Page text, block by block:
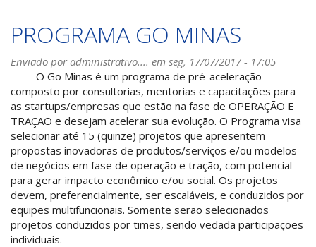
CIAEM:
Programa
de
Prospecção
de
Novos
Negócios
CIAEM
PROGRAMA GO MINAS
Enviado poradministrativo.... em seg, 17/07/2017 - 17:05
O Go Minas é um programa de pré-aceleração
composto por consultorias, mentorias e capacitações para
as startups/empresas que estão na fase de OPERAÇÃO E
TRAÇÃO e desejam acelerar sua evolução. O Programa visa
selecionar até 15 (quinze) projetos que apresentem
propostas inovadoras de produtos/serviços e/ou modelos
de negócios em fase de operação e tração, com potencial
para gerar impacto econômico e/ou social. Os projetos
devem, preferencialmente, ser escaláveis, e conduzidos por
equipes multifuncionais. Somente serão selecionados
projetos conduzidos por times, sendo vedada participações
individuais.